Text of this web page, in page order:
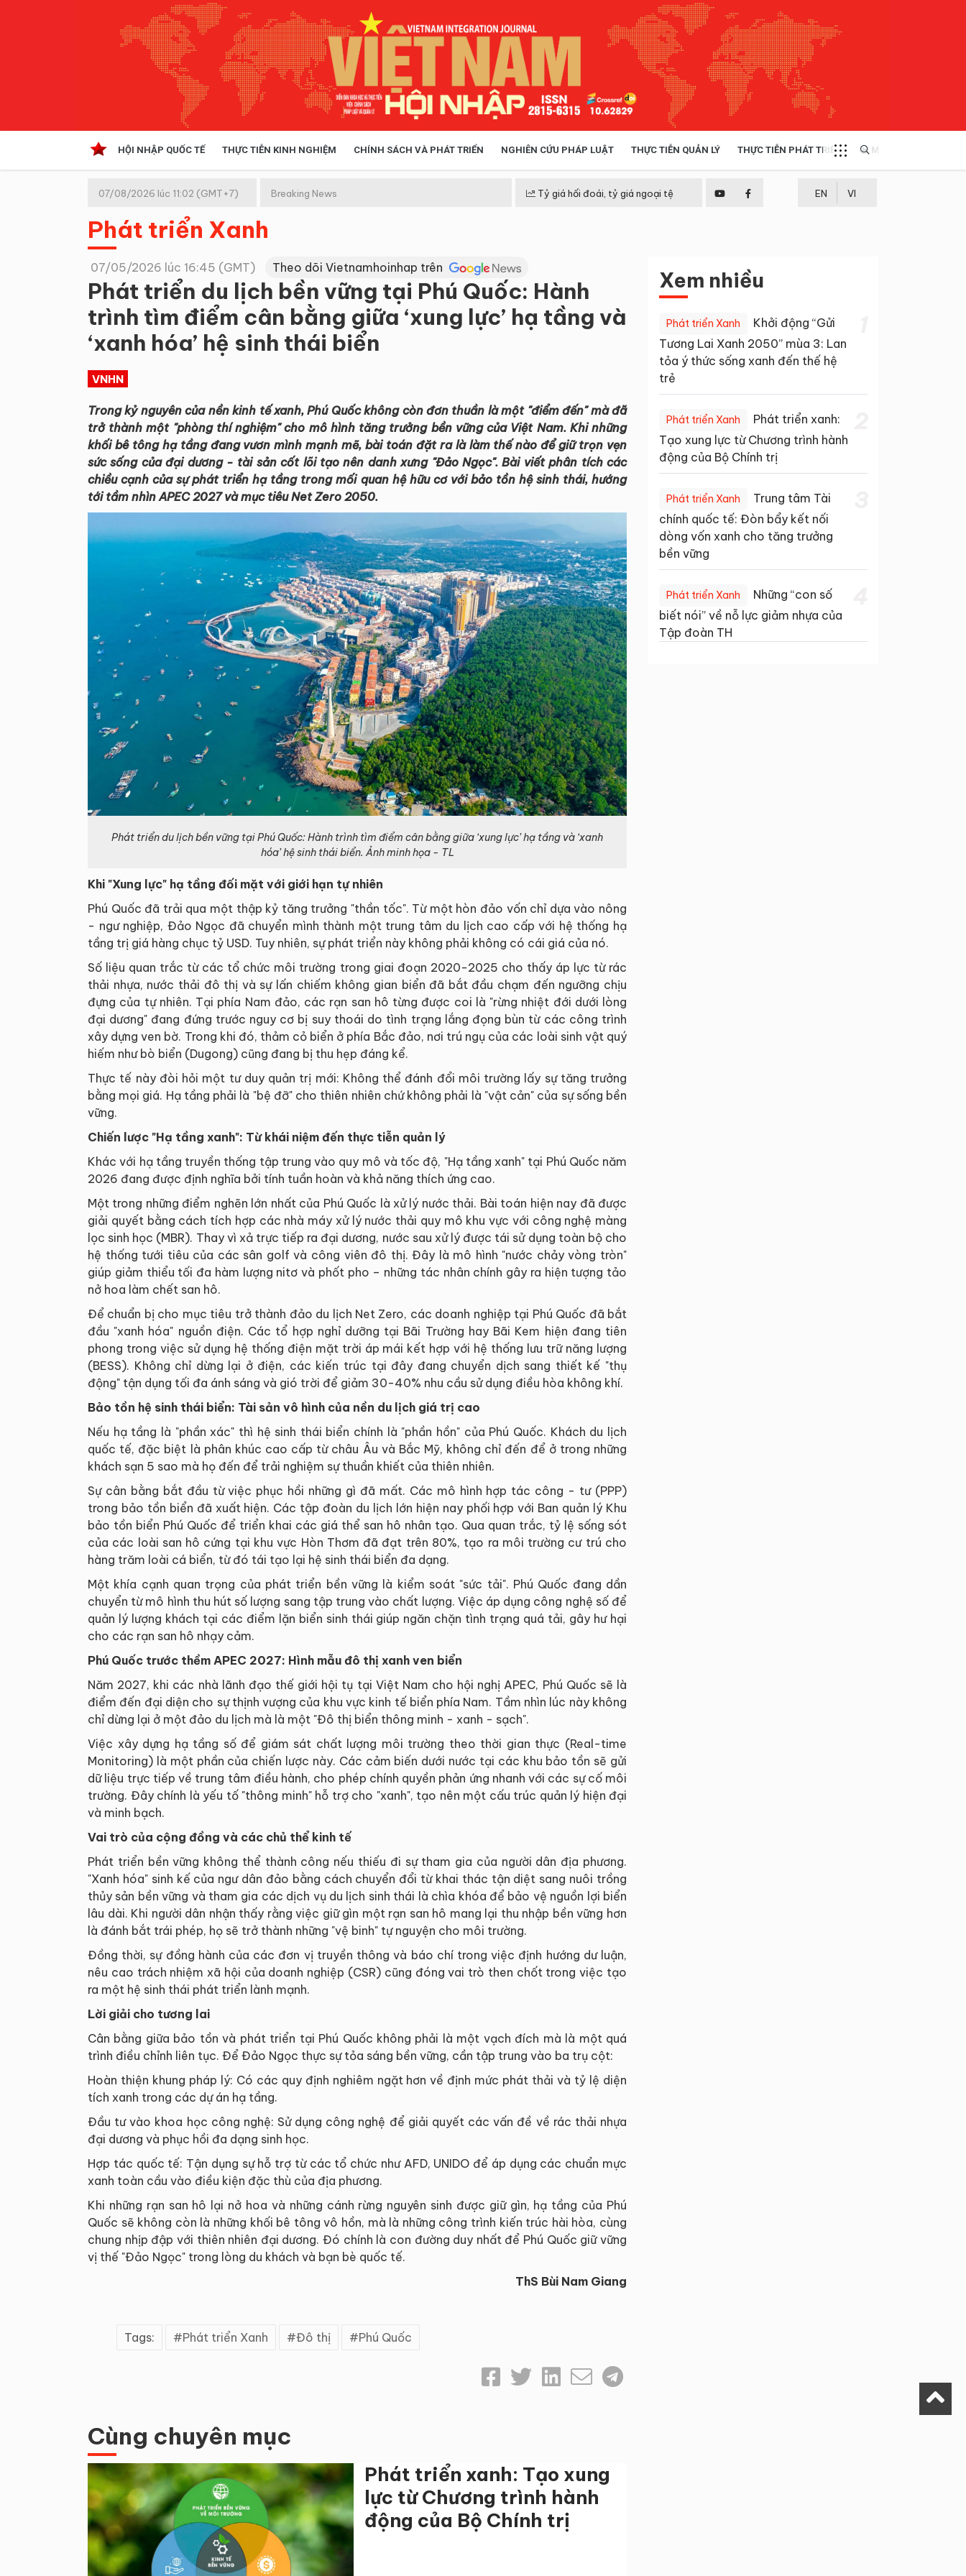
HỘI NHẬP QUỐC TẾ THỰC TIỄN KINH NGHIỆM CHÍNH SÁCH VÀ PHÁT TRIỂN NGHIÊN CỨU PHÁP LUẬT THỰC TIỄN QUẢN LÝ THỰC TIỄN PHÁT TRIỂN MULTIMEDIA
Kinh tế hội nhập
Doanh nghiệp
07/08/2026 lúc 11:02 (GMT+7) Breaking News Tỷ giá hối đoái, tỷ giá ngoại tệ EN VI
Phát triển Xanh
07/05/2026 lúc 16:45 (GMT) Theo dõi Vietnamhoinhap trên
Phát triển du lịch bền vững tại Phú Quốc: Hành
trình tìm điểm cân bằng giữa ‘xung lực’ hạ tầng và
‘xanh hóa’ hệ sinh thái biển
VNHN
Trong kỷ nguyên của nền kinh tế xanh, Phú Quốc không còn đơn thuần là một "điểm đến" mà đã
trở thành một "phòng thí nghiệm" cho mô hình tăng trưởng bền vững của Việt Nam. Khi những
khối bê tông hạ tầng đang vươn mình mạnh mẽ, bài toán đặt ra là làm thế nào để giữ trọn vẹn
sức sống của đại dương- tài sản cốt lõi tạo nên danh xưng "Đảo Ngọc". Bài viết phân tích các
chiều cạnh của sự phát triển hạ tầng trong mối quan hệ hữu cơ với bảo tồn hệ sinh thái, hướng
tới tầm nhìn APEC 2027 và mục tiêu Net Zero 2050.
Phát triển du lịch bền vững tại Phú Quốc: Hành trình tìm điểm cân bằng giữa ‘xung lực’ hạ tầng và ‘xanh
hóa’ hệ sinh thái biển. Ảnh minh họa - TL
Khi "Xung lực" hạ tầng đối mặt với giới hạn tự nhiên
Phú Quốc đã trải qua một thập kỷ tăng trưởng "thần tốc". Từ một hòn đảo vốn chỉ dựa vào nông
- ngư nghiệp, Đảo Ngọc đã chuyển mình thành một trung tâm du lịch cao cấp với hệ thống hạ
tầng trị giá hàng chục tỷ USD. Tuy nhiên, sự phát triển này không phải không có cái giá của nó.
Số liệu quan trắc từ các tổ chức môi trường trong giai đoạn 2020-2025 cho thấy áp lực từ rác
thải nhựa, nước thải đô thị và sự lấn chiếm không gian biển đã bắt đầu chạm đến ngưỡng chịu
đựng của tự nhiên. Tại phía Nam đảo, các rạn san hô từng được coi là "rừng nhiệt đới dưới lòng
đại dương" đang đứng trước nguy cơ bị suy thoái do tình trạng lắng đọng bùn từ các công trình
xây dựng ven bờ. Trong khi đó, thảm cỏ biển ở phía Bắc đảo, nơi trú ngụ của các loài sinh vật quý
hiếm như bò biển (Dugong) cũng đang bị thu hẹp đáng kể.
Thực tế này đòi hỏi một tư duy quản trị mới: Không thể đánh đổi môi trường lấy sự tăng trưởng
bằng mọi giá. Hạ tầng phải là "bệ đỡ" cho thiên nhiên chứ không phải là "vật cản" của sự sống bền
vững.
Chiến lược "Hạ tầng xanh": Từ khái niệm đến thực tiễn quản lý
Khác với hạ tầng truyền thống tập trung vào quy mô và tốc độ, "Hạ tầng xanh" tại Phú Quốc năm
2026 đang được định nghĩa bởi tính tuần hoàn và khả năng thích ứng cao.
Một trong những điểm nghẽn lớn nhất của Phú Quốc là xử lý nước thải. Bài toán hiện nay đã được
giải quyết bằng cách tích hợp các nhà máy xử lý nước thải quy mô khu vực với công nghệ màng
lọc sinh học (MBR). Thay vì xả trực tiếp ra đại dương, nước sau xử lý được tái sử dụng toàn bộ cho
hệ thống tưới tiêu của các sân golf và công viên đô thị. Đây là mô hình "nước chảy vòng tròn"
giúp giảm thiểu tối đa hàm lượng nitơ và phốt pho – những tác nhân chính gây ra hiện tượng tảo
nở hoa làm chết san hô.
Để chuẩn bị cho mục tiêu trở thành đảo du lịch Net Zero, các doanh nghiệp tại Phú Quốc đã bắt
đầu "xanh hóa" nguồn điện. Các tổ hợp nghỉ dưỡng tại Bãi Trường hay Bãi Kem hiện đang tiên
phong trong việc sử dụng hệ thống điện mặt trời áp mái kết hợp với hệ thống lưu trữ năng lượng
(BESS). Không chỉ dừng lại ở điện, các kiến trúc tại đây đang chuyển dịch sang thiết kế "thụ
động" tận dụng tối đa ánh sáng và gió trời để giảm 30-40% nhu cầu sử dụng điều hòa không khí.
Bảo tồn hệ sinh thái biển: Tài sản vô hình của nền du lịch giá trị cao
Nếu hạ tầng là "phần xác" thì hệ sinh thái biển chính là "phần hồn" của Phú Quốc. Khách du lịch
quốc tế, đặc biệt là phân khúc cao cấp từ châu Âu và Bắc Mỹ, không chỉ đến để ở trong những
khách sạn 5 sao mà họ đến để trải nghiệm sự thuần khiết của thiên nhiên.
Sự cân bằng bắt đầu từ việc phục hồi những gì đã mất. Các mô hình hợp tác công - tư (PPP)
trong bảo tồn biển đã xuất hiện. Các tập đoàn du lịch lớn hiện nay phối hợp với Ban quản lý Khu
bảo tồn biển Phú Quốc để triển khai các giá thể san hô nhân tạo. Qua quan trắc, tỷ lệ sống sót
của các loài san hô cứng tại khu vực Hòn Thơm đã đạt trên 80%, tạo ra môi trường cư trú cho
hàng trăm loài cá biển, từ đó tái tạo lại hệ sinh thái biển đa dạng.
Một khía cạnh quan trọng của phát triển bền vững là kiểm soát "sức tải". Phú Quốc đang dần
chuyển từ mô hình thu hút số lượng sang tập trung vào chất lượng. Việc áp dụng công nghệ số để
quản lý lượng khách tại các điểm lặn biển sinh thái giúp ngăn chặn tình trạng quá tải, gây hư hại
cho các rạn san hô nhạy cảm.
Phú Quốc trước thềm APEC 2027: Hình mẫu đô thị xanh ven biển
Năm 2027, khi các nhà lãnh đạo thế giới hội tụ tại Việt Nam cho hội nghị APEC, Phú Quốc sẽ là
điểm đến đại diện cho sự thịnh vượng của khu vực kinh tế biển phía Nam. Tầm nhìn lúc này không
chỉ dừng lại ở một đảo du lịch mà là một "Đô thị biển thông minh - xanh - sạch".
Việc xây dựng hạ tầng số để giám sát chất lượng môi trường theo thời gian thực (Real-time
Monitoring) là một phần của chiến lược này. Các cảm biến dưới nước tại các khu bảo tồn sẽ gửi
dữ liệu trực tiếp về trung tâm điều hành, cho phép chính quyền phản ứng nhanh với các sự cố môi
trường. Đây chính là yếu tố "thông minh" hỗ trợ cho "xanh", tạo nên một cấu trúc quản lý hiện đại
và minh bạch.
Vai trò của cộng đồng và các chủ thể kinh tế
Phát triển bền vững không thể thành công nếu thiếu đi sự tham gia của người dân địa phương.
"Xanh hóa" sinh kế của ngư dân đảo bằng cách chuyển đổi từ khai thác tận diệt sang nuôi trồng
thủy sản bền vững và tham gia các dịch vụ du lịch sinh thái là chìa khóa để bảo vệ nguồn lợi biển
lâu dài. Khi người dân nhận thấy rằng việc giữ gìn một rạn san hô mang lại thu nhập bền vững hơn
là đánh bắt trái phép, họ sẽ trở thành những "vệ binh" tự nguyện cho môi trường.
Đồng thời, sự đồng hành của các đơn vị truyền thông và báo chí trong việc định hướng dư luận,
nêu cao trách nhiệm xã hội của doanh nghiệp (CSR) cũng đóng vai trò then chốt trong việc tạo
ra một hệ sinh thái phát triển lành mạnh.
Lời giải cho tương lai
Cân bằng giữa bảo tồn và phát triển tại Phú Quốc không phải là một vạch đích mà là một quá
trình điều chỉnh liên tục. Để Đảo Ngọc thực sự tỏa sáng bền vững, cần tập trung vào ba trụ cột:
Hoàn thiện khung pháp lý: Có các quy định nghiêm ngặt hơn về định mức phát thải và tỷ lệ diện
tích xanh trong các dự án hạ tầng.
Đầu tư vào khoa học công nghệ: Sử dụng công nghệ để giải quyết các vấn đề về rác thải nhựa
đại dương và phục hồi đa dạng sinh học.
Hợp tác quốc tế: Tận dụng sự hỗ trợ từ các tổ chức như AFD, UNIDO để áp dụng các chuẩn mực
xanh toàn cầu vào điều kiện đặc thù của địa phương.
Khi những rạn san hô lại nở hoa và những cánh rừng nguyên sinh được giữ gìn, hạ tầng của Phú
Quốc sẽ không còn là những khối bê tông vô hồn, mà là những công trình kiến trúc hài hòa, cùng
chung nhịp đập với thiên nhiên đại dương. Đó chính là con đường duy nhất để Phú Quốc giữ vững
vị thế "Đảo Ngọc" trong lòng du khách và bạn bè quốc tế.
ThS Bùi Nam Giang
Tags: Phát triển Xanh Đô thị Phú Quốc
Cùng chuyên mục
Phát triển xanh: Tạo xung
lực từ Chương trình hành
động của Bộ Chính trị
Xem nhiều
Phát triển Xanh
Khởi động “Gửi
Tương Lai Xanh 2050” mùa 3: Lan
tỏa ý thức sống xanh đến thế hệ
trẻ
Phát triển Xanh
Phát triển xanh:
Tạo xung lực từ Chương trình hành
động của Bộ Chính trị
Phát triển Xanh
Trung tâm Tài
chính quốc tế: Đòn bẩy kết nối
dòng vốn xanh cho tăng trưởng
bền vững
Phát triển Xanh
Những “con số
biết nói” về nỗ lực giảm nhựa của
Tập đoàn TH